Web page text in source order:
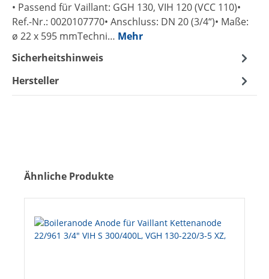
• Passend für Vaillant: GGH 130, VIH 120 (VCC 110)•
Ref.-Nr.: 0020107770• Anschluss: DN 20 (3/4“)• Maße:
ø 22 x 595 mmTechni… Mehr
Sicherheitshinweis
Hersteller
Produktgalerie überspringen
Ähnliche Produkte